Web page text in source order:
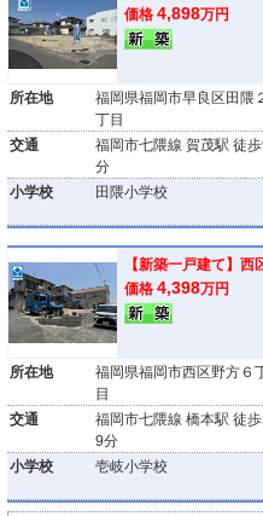
価格 4,898万円
所在地
福岡県福岡市早良区田隈
丁目
交通
福岡市七隈線 賀茂駅 徒
分
小学校 田隈小学校
【新築一戸建て】
価格 4,398万円
所在地
福岡県福岡市西区野方６
目
交通
福岡市七隈線 橋本駅 徒
9分
小学校 壱岐小学校